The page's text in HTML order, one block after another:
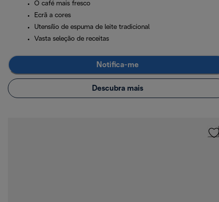
O café mais fresco
Ecrã a cores
Utensílio de espuma de leite tradicional
Vasta seleção de receitas
Notifica-me
Descubra mais